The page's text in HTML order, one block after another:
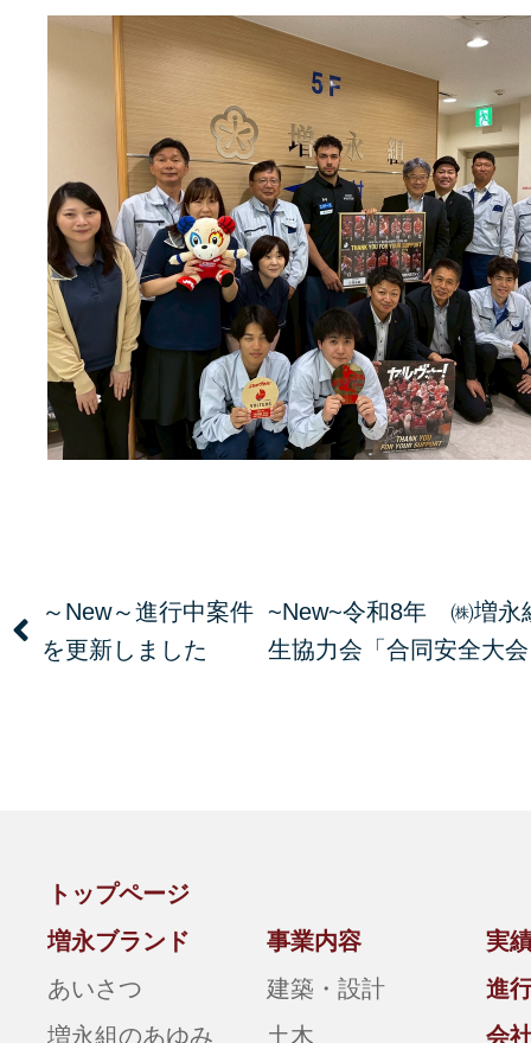
～New～進行中案件
を更新しました
~New~令和8年 ㈱増永
生協力会「合同安全大
トップページ
増永ブランド
あいさつ
増永組のあゆみ
事業内容
建築・設計
土木
実
進
会